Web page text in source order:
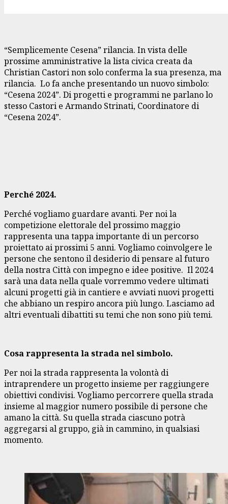
“Semplicemente Cesena” rilancia. In vista delle
prossime amministrative la lista civica creata da
Christian Castori non solo conferma la sua presenza, ma
rilancia. Lo fa anche presentando un nuovo simbolo:
“Cesena 2024”. Di progetti e programmi ne parlano lo
stesso Castori e Armando Strinati, Coordinatore di
“Cesena 2024”.
Perché 2024.
Perché vogliamo guardare avanti. Per noi la
competizione elettorale del prossimo maggio
rappresenta una tappa importante di un percorso
proiettato ai prossimi 5 anni. Vogliamo coinvolgere le
persone che sentono il desiderio di pensare al futuro
della nostra Città con impegno e idee positive. Il 2024
sarà una data nella quale vorremmo vedere ultimati
alcuni progetti già in cantiere e avviati nuovi progetti
che abbiano un respiro ancora più lungo. Lasciamo ad
altri eventuali dibattiti su temi che non sono più temi.
Cosa rappresenta la strada nel simbolo.
Per noi la strada rappresenta la volontà di
intraprendere un progetto insieme per raggiungere
obiettivi condivisi. Vogliamo percorrere quella strada
insieme al maggior numero possibile di persone che
amano la città. Su quella strada ciascuno potrà
aggregarsi al gruppo, già in cammino, in qualsiasi
momento.